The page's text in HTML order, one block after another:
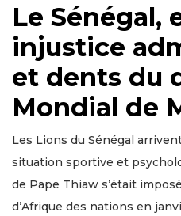
Le Sénégal,
injustice
et dents du
Mondial de
Les Lions du Sénégal
situation sportive et
de Pape Thiaw s’était
d’Afrique des nations en